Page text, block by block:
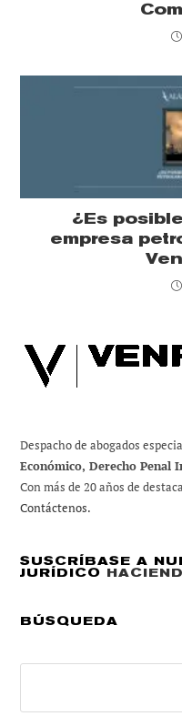
¿Es
empresa
Despacho de abogados
Económico, Derecho Penal
Con más de 20 años de
Contáctenos.
SUSCRÍBASE A
JURÍDICO
BÚSQUEDA